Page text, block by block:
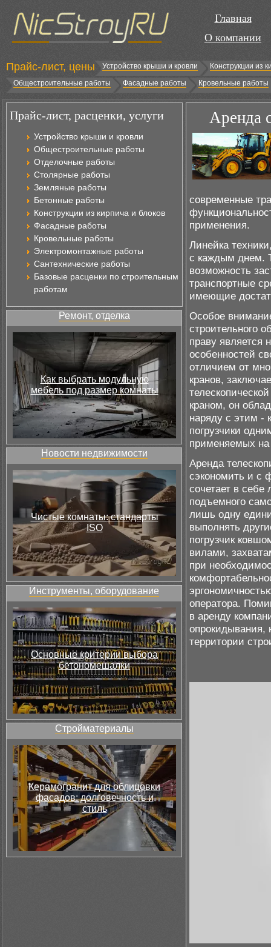
Главная
О компании
Прайс-лист, цены Устройство крыши и кровли
Конструкции из
Общестроительные работы
Фасадные работы Кровельные работы
Прайс-лист, расценки, услуги
Устройство крыши и кровли
Общестроительные работы
Отделочные работы
Столярные работы
Земляные работы
Бетонные работы
Конструкции из кирпича и блоков
Фасадные работы
Кровельные работы
Электромонтажные работы
Сантехнические работы
Базовые расценки по строительным
работам
Ремонт, отделка
Как выбрать модульную
мебель под размер комнаты
Новости недвижимости
Чистые комнаты: стандарты
ISO
Инструменты, оборудование
Основные критерии выбора
бетономешалки
Стройматериалы
Керамогранит для облицовки
фасадов: долговечность и
стиль
Аренда
современные
применения.
Линейка
с каждым днем.
возможность
транспортные
имеющие
Особое
строительного
праву является
особенностей
отличием от
кранов,
краном, он
наряду с этим -
погрузчики
применяемых на
Аренда
сэкономить и с
сочетает в себе
подъемного
лишь одну
выполнять
погрузчик
вилами,
при
оператора.
в аренду
опрокидывания,
территории